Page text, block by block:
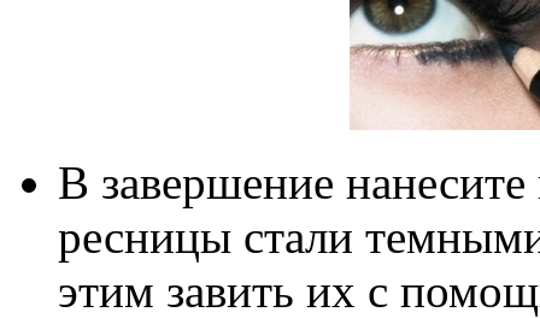
В завершение
ресницы стали
этим завить их с